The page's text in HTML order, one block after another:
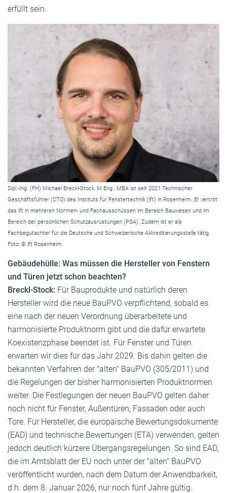
erfüllt sein.
Dipl.-Ing. (FH) Michael Breckl-Stock, M.Eng., MBA ist seit 2021 Technischer
Geschäftsführer (CTO) des Instituts für Fenstertechnik (ift) in Rosenheim. Er vertritt
das ift in mehreren Normen- und Fachausschüssen im Bereich Bauwesen und im
Bereich der persönlichen Schutzausrüstungen (PSA). Zudem ist er als
Fachbegutachter für die Deutsche und Schweizerische Akkreditierungsstelle tätig.
Foto: © ift Rosenheim
Gebäudehülle: Was müssen die Hersteller von Fenstern
und Türen jetzt schon beachten?
Breckl-Stock: Für Bauprodukte und natürlich deren
Hersteller wird die neue BauPVO verpflichtend, sobald es
eine nach der neuen Verordnung überarbeitete und
harmonisierte Produktnorm gibt und die dafür erwartete
Koexistenzphase beendet ist. Für Fenster und Türen
erwarten wir dies für das Jahr 2029. Bis dahin gelten die
bekannten Verfahren der "alten" BauPVO (305/2011) und
die Regelungen der bisher harmonisierten Produktnormen
weiter. Die Festlegungen der neuen BauPVO gelten daher
noch nicht für Fenster, Außentüren, Fassaden oder auch
Tore. Für Hersteller, die europäische Bewertungsdokumente
(EAD) und technische Bewertungen (ETA) verwenden, gelten
jedoch deutlich kürzere Übergangsregelungen. So sind EAD,
die im Amtsblatt der EU noch unter der "alten" BauPVO
veröffentlicht wurden, nach dem Datum der Anwendbarkeit,
d.h. dem 8. Januar 2026, nur noch fünf Jahre gültig.